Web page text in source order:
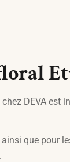
DEVA
que pour